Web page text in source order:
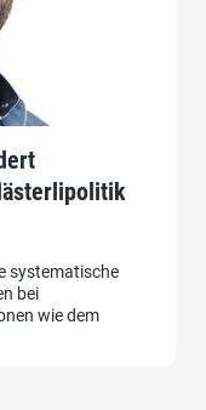
systematische
bei
wie dem